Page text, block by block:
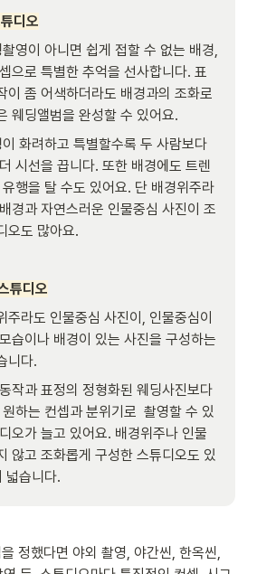
디오
영이 아니면 쉽게 접할 수 없는 배경,
으로 특별한 추억을 선사합니다. 표
이 좀 어색하더라도 배경과의 조화로
웨딩앨범을 완성할 수 있어요.
화려하고 특별할수록 두 사람보다
시선을 끕니다. 또한 배경에도 트렌
행을 탈 수도 있어요. 단 배경위주라
경과 자연스러운 인물중심 사진이 조
오도 많아요.
튜디오
주라도 인물중심 사진이, 인물중심이
습이나 배경이 있는 사진을 구성하는
니다.
작과 표정의 정형화된 웨딩사진보다
원하는 컨셉과 분위기로  촬영할 수 있
오가 늘고 있어요. 배경위주나 인물
않고 조화롭게 구성한 스튜디오도 있
넓습니다.
정했다면 야외 촬영, 야간씬, 한옥씬,